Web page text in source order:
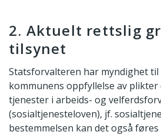
2. Aktuelt rettslig
tilsynet
Statsforvalteren har myndighet til
kommunens oppfyllelse av
tjenester i arbeids- og
(sosialtjenesteloven), jf.
bestemmelsen kan det også føres